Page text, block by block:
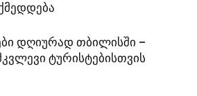
დღიურად თბილისში –
ტურისტებისთვის